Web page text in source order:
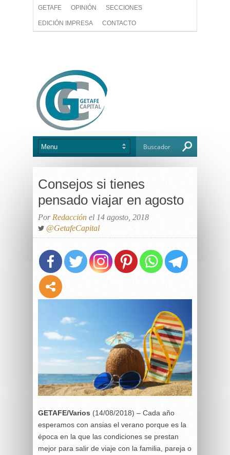
GETAFE OPINIÓN SECCIONES
EDICIÓN IMPRESA CONTACTO
Consejos si tienes
pensado viajar en agosto
Por Redacción el 14 agosto, 2018
@GetafeCapital
GETAFE/Varios (14/08/2018) – Cada año
esperamos con ansias el verano porque es la
época en la que las condiciones se prestan
mejor para salir de viaje con la familia, pareja o